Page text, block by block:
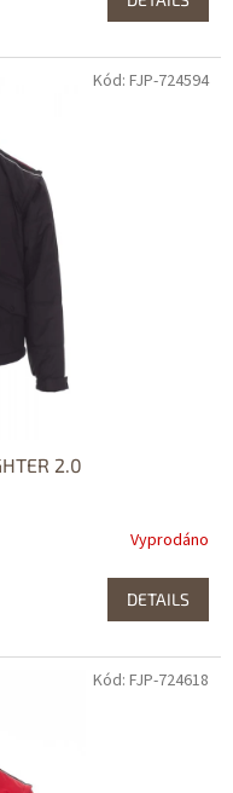
2.0
Vyprodáno
DETAILS
Kód: FJP-724594
Kód: FJP-724618